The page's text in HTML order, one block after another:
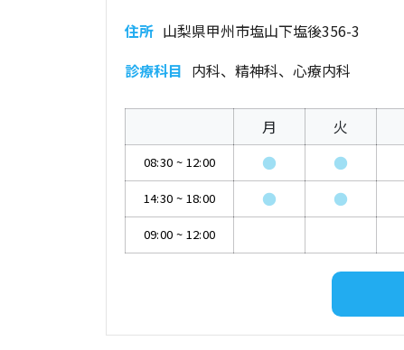
住所 山梨県甲州市塩山下塩後356-3
診療科目 内科、精神科、心療内科
月 火
08:30 ~ 12:00 ● ●
14:30 ~ 18:00 ● ●
09:00 ~ 12:00